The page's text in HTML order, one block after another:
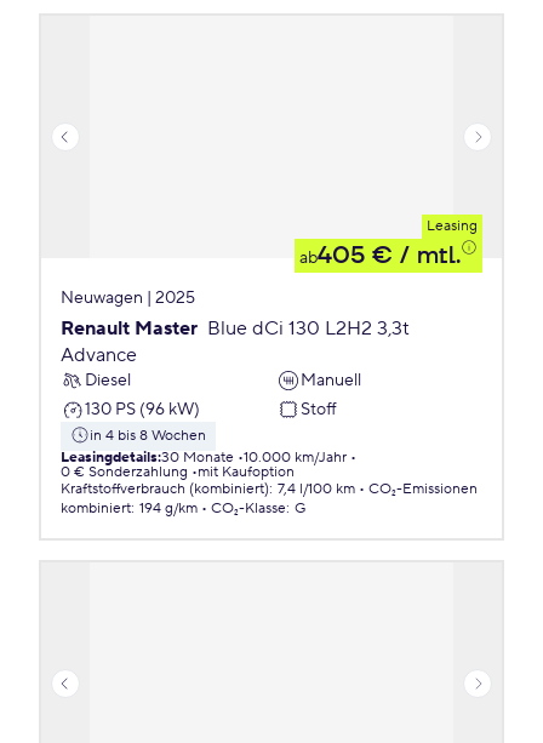
Leasing
ab405 € / mtl.
Neuwagen | 2025
Renault Master Blue dCi 130 L2H2 3,3t
Advance
Diesel
Manuell
130 PS (96 kW)
Stoff
in 4 bis 8 Wochen
Leasingdetails:30 Monate 10.000 km/Jahr
0 € Sonderzahlung
mit Kaufoption
Kraftstoffverbrauch (kombiniert): 7,4 l/100 km
CO₂-Emissionen
kombiniert: 194 g/km CO₂-Klasse: G